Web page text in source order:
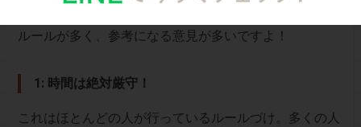
ルールが多く、参考になる意見が多いですよ！
1: 時間は絶対厳守！
これはほとんどの人が行っているルールづけ。多くの人